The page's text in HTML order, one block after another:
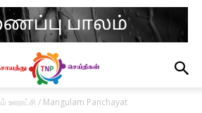
ஊராட்சி / Mangulam Panchayat